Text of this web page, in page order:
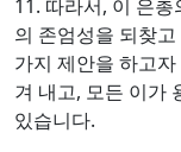
11. 따라서, 이 은
의 존엄성을 되찾
가지 제안을 하고
겨 내고, 모든 이가
있습니다.